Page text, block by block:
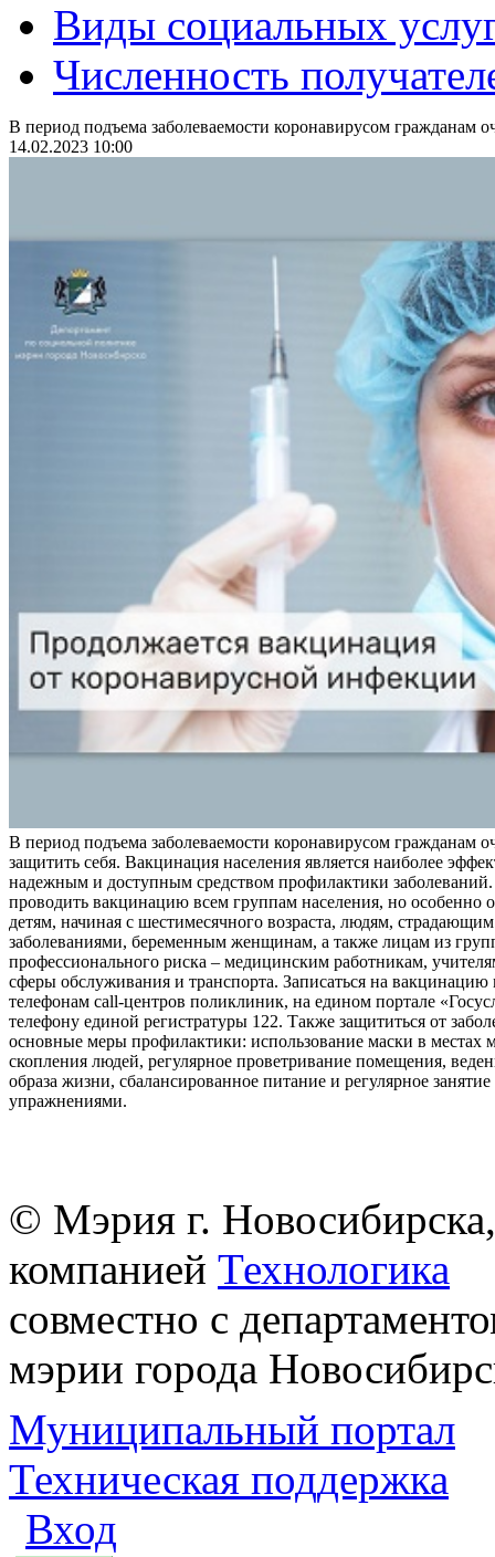
Виды социальных
Численность
В период подъема заболеваемости коронавирусом гражданам
14.02.2023 10:00
В период подъема заболеваемости коронавирусом гражданам
защитить себя. Вакцинация населения является наиболее
надежным и доступным средством профилактики заболеваний.
проводить вакцинацию всем группам населения, но особенно
детям, начиная с шестимесячного возраста, людям,
заболеваниями, беременным женщинам, а также лицам из
профессионального риска – медицинским работникам,
сферы обслуживания и транспорта. Записаться на
телефонам call-центров поликлиник, на едином портале
телефону единой регистратуры 122. Также защититься от
основные меры профилактики: использование маски в местах
скопления людей, регулярное проветривание помещения,
образа жизни, сбалансированное питание и регулярное
упражнениями.
© Мэрия г.
компанией Технологика
совместно с
мэрии города
Муниципальный портал
Техническая поддержка
Вход